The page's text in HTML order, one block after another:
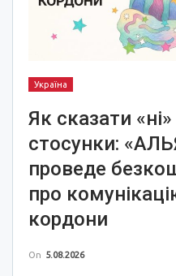
Україна
Як сказати
стосунки:
проведе
про
кордони
On 5.08.2026